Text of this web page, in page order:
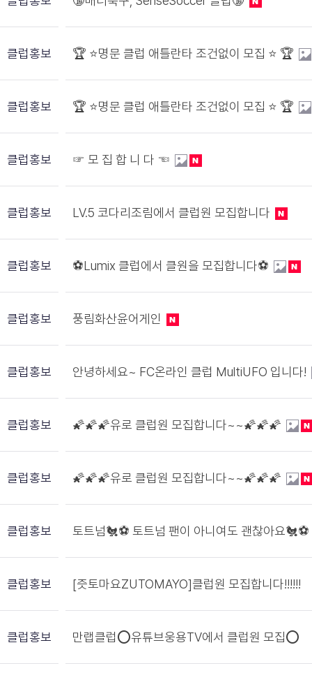
클럽홍보 🏆 ⭐️명문 클럽 애틀란타 조건없이 모집 ⭐️ 🏆
클럽홍보 🏆 ⭐️명문 클럽 애틀란타 조건없이 모집 ⭐️ 🏆
클럽홍보 ☞ 모 집 합 니 다 ☜
클럽홍보 LV.5 코다리조림에서 클럽원 모집합니다
클럽홍보 ⚽️Lumix 클럽에서 클원을 모집합니다⚽️
클럽홍보 풍림화산윤어게인
클럽홍보 안녕하세요~ FC온라인 클럽 MultiUFO 입니다!
클럽홍보 🌠🌠🌠유로 클럽원 모집합니다~~🌠🌠🌠
클럽홍보 🌠🌠🌠유로 클럽원 모집합니다~~🌠🌠🌠
클럽홍보 토트넘🐔⚽️ 토트넘 팬이 아니여도 괜찮아요🐔⚽️
클럽홍보 [즛토마요ZUTOMAYO]클럽원 모집합니다!!!!!!
클럽홍보 만랩클럽⭕유튜브웅용TV에서 클럽원 모집⭕